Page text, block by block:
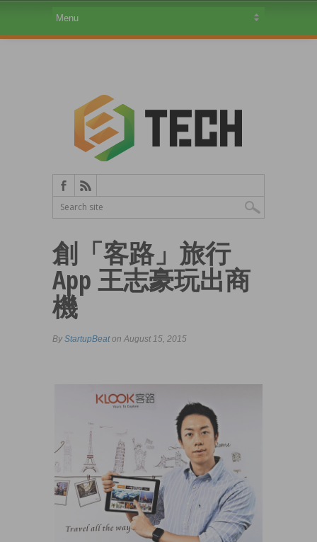
創「客路」旅行
App 王志豪玩出商
機
By StartupBeaton August 15, 2015